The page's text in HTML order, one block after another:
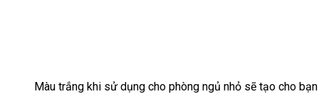
Màu trắng khi sử dụng cho phòng ngủ nhỏ sẽ tạo cho